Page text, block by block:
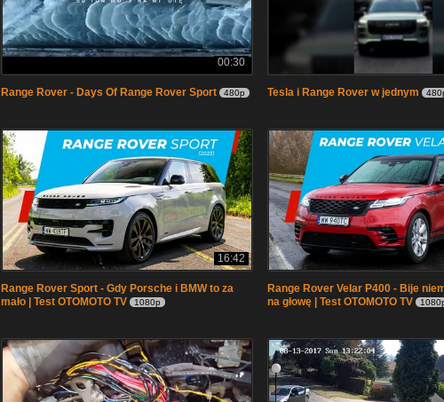
00:30
Range Rover - Days Of Range Rover Sport 480p Tesla i Range Rover w jednym
16:42
Range Rover Sport - Gdy Porsche i BMW to za
mało | Test OTOMOTO TV
1080p
Range Rover Velar P400 - Bije
na głowę | Test OTOMOTO TV